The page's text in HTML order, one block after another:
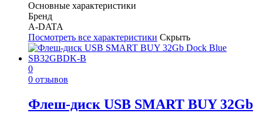
Основные характеристики
Бренд
A-DATA
Посмотреть все характеристики Скрыть
0
0 отзывов
Флеш-диск USB SMART BUY 32Gb